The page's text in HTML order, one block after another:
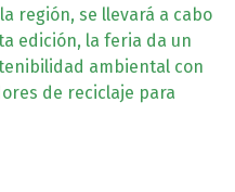
región, se llevará a cabo
edición, la feria da un
ambiental con
de reciclaje para